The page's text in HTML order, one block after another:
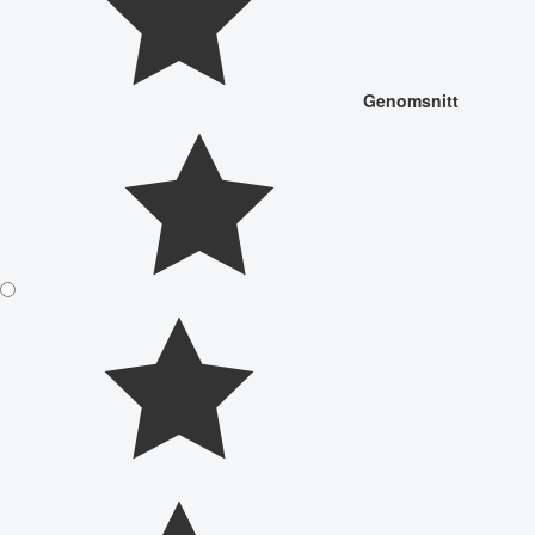
Genomsnitt